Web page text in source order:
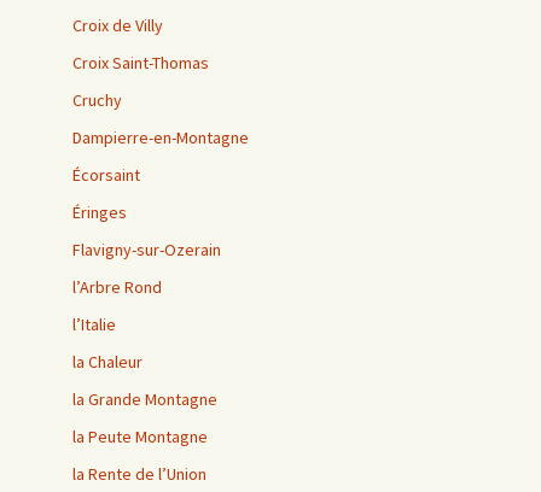
Croix de Villy
Croix Saint-Thomas
Cruchy
Dampierre-en-Montagne
Écorsaint
Éringes
Flavigny-sur-Ozerain
l’Arbre Rond
l’Italie
la Chaleur
la Grande Montagne
la Peute Montagne
la Rente de l’Union